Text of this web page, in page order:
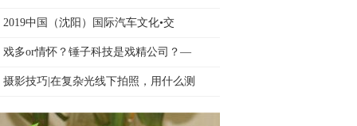
2019中国（沈阳）国际汽车文化•交
戏多or情怀？锤子科技是戏精公司？—
摄影技巧|在复杂光线下拍照，用什么测